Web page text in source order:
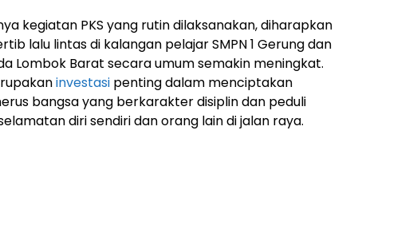
kegiatan PKS yang rutin dilaksanakan, diharapkan
lalu lintas di kalangan pelajar SMPN 1 Gerung dan
Lombok Barat secara umum semakin meningkat.
investasi penting dalam menciptakan
bangsa yang berkarakter disiplin dan peduli
diri sendiri dan orang lain di jalan raya.